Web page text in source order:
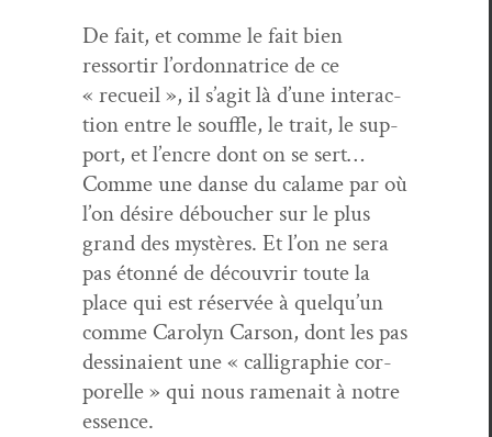
De fait, et comme le fait bien
ressor­tir l’ordonnatrice de ce
« recueil », il s’agit là d’une inter­ac­
tion entre le souf­fle, le trait, le sup­
port, et l’encre dont on se sert…
Comme une danse du calame par où
l’on désire débouch­er sur le plus
grand des mys­tères. Et l’on ne sera
pas éton­né de décou­vrir toute la
place qui est réservée à quelqu’un
comme Car­olyn Car­son, dont les pas
dessi­naient une « cal­ligra­phie cor­
porelle » qui nous rame­nait à notre
essence.